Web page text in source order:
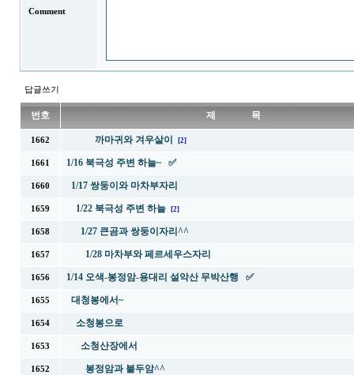
Comment
답글쓰기
번호 제 목
1662 까마귀와 겨우살이 [2]
1661 1/16 북극성 주변 하늘~ ✅
1660 1/17 쌍둥이와 마차부자리
1659 1/22 북극성 주변 하늘 [2]
1658 1/27 큰곰과 쌍둥이자리^^
1657 1/28 마차부와 페르세우스자리
1656 1/14 오색-봉정암-용대리 설악산 무박산행 ✅
1655 대청봉에서~
1654 소청봉으로
1653 소청산장에서
1652 봉정암과 불두암^^